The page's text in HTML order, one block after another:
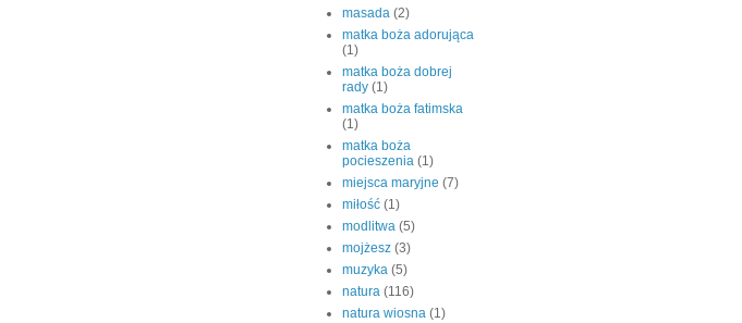
masada (2)
matka boża adorująca
(1)
matka boża dobrej
rady (1)
matka boża fatimska
(1)
matka boża
pocieszenia (1)
miejsca maryjne (7)
miłość (1)
modlitwa (5)
mojżesz (3)
muzyka (5)
natura (116)
natura wiosna (1)